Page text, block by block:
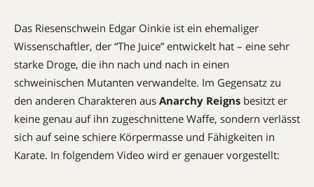
Das Riesenschwein Edgar Oinkie ist ein ehemaliger
Wissenschaftler, der “The Juice” entwickelt hat – eine sehr
starke Droge, die ihn nach und nach in einen
schweinischen Mutanten verwandelte. Im Gegensatz zu
den anderen Charakteren aus Anarchy Reigns besitzt er
keine genau auf ihn zugeschnittene Waffe, sondern verlässt
sich auf seine schiere Körpermasse und Fähigkeiten in
Karate. In folgendem Video wird er genauer vorgestellt: